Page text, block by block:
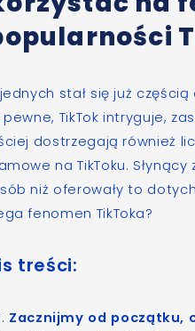
stał się już
TikTok intryguje,
dostrzegają również
na TikToku.
niż oferowały to
fenomen TikToka?
treści:
Zacznijmy od początku,